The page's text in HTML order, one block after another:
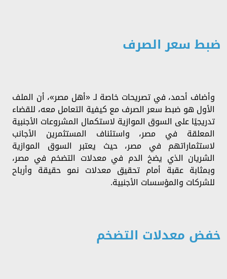
ضبط سعر الصرف
وأضاف أحمد، في تصريحات خاصة لـ «أهل مصر»، أن الملف
الأول هو ضبط سعر الصرف مع كيفية التعامل معه، للقضاء
تدريجيًا على السوق الموازية لاستكمال المشروعات الأجنبية
المعلقة في مصر، واستئناف المستثمرين الأجانب
لاستثماراتهم في مصر، حيث يعتبر السوق الموازية
الشريان الذي يضخ الدم في معدلات التضخم في مصر،
وبمثابة عقبة أمام تحقيق معدلات نمو حقيقة وأرباح
للشركات والمؤسسات الأجنبية.
خفض معدلات التضخم